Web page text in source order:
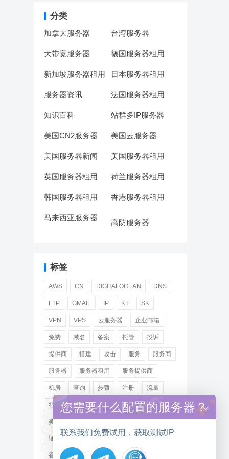
分类
加拿大服务器 台湾服务器
大带宽服务器 德国服务器租用
新加坡服务器租用 日本服务器租用
服务器资讯 法国服务器租用
知识百科 站群多IP服务器
美国CN2服务器 美国云服务器
美国服务器新闻 美国服务器租用
英国服务器租用 荷兰服务器租用
韩国服务器租用 香港服务器租用
马来西亚服务器
高防服务器
标签
AWS CN DIGITALOCEAN DNS
FTP GMAIL IP KT SK
VPN VPS 云服务器 企业邮箱
免费 域名 备案 托管 投诉
提供商 搭建 攻击 服务 服务商
服务器 服务器租用 服务提供商
机房 查询 步骤 注册 流量
特价 用户 租用 网站 网络
美国 美国服务器 美国服务器租用
证书 远程 选择 邮箱 阿里
香港服务器租用
您需要什么配置的服务器？
联系我们免费试用，获取测试IP